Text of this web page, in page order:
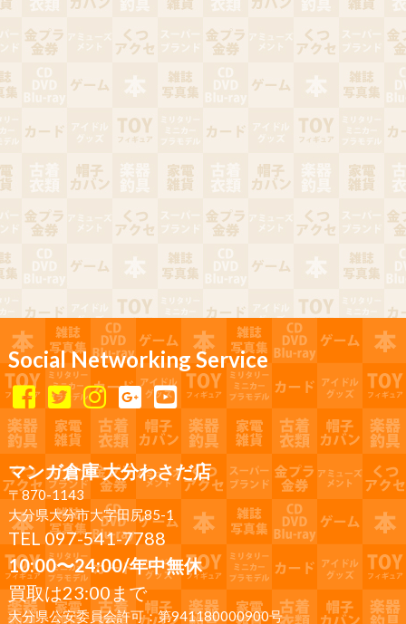
Social Networking Service
マンガ倉庫 大分わさだ店
〒870-1143
大分県大分市大字田尻85-1
TEL 097-541-7788
10:00〜24:00/年中無休
買取は23:00まで
大分県公安委員会許可：第941180000900号